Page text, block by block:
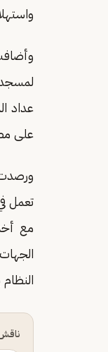
عداد
على
ورصدت
تعمل
مع